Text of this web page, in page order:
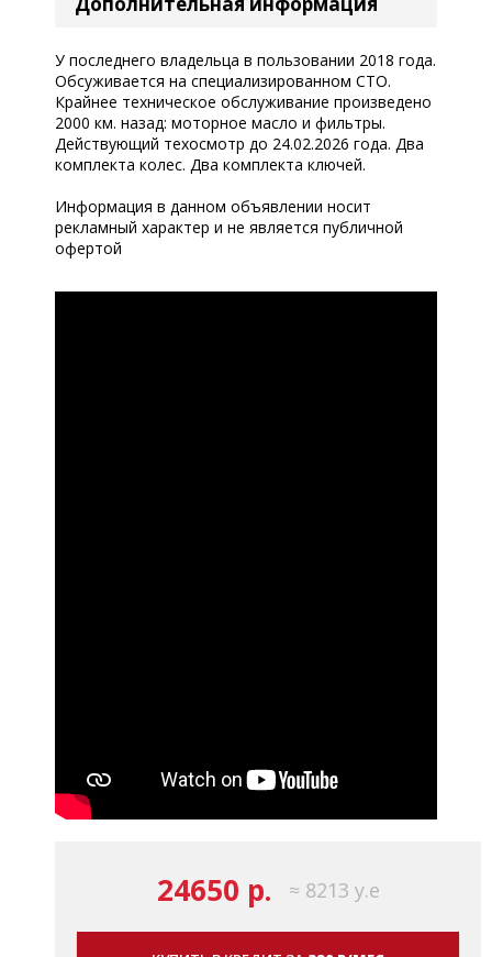
У последнего владельца в пользовании 2018 года.
Обсуживается на специализированном СТО.
Крайнее техническое обслуживание произведено
2000 км. назад: моторное масло и фильтры.
Действующий техосмотр до 24.02.2026 года. Два
комплекта колес. Два комплекта ключей.
Информация в данном объявлении носит
рекламный характер и не является публичной
офертой
24650 р. ≈ 8213 у.е